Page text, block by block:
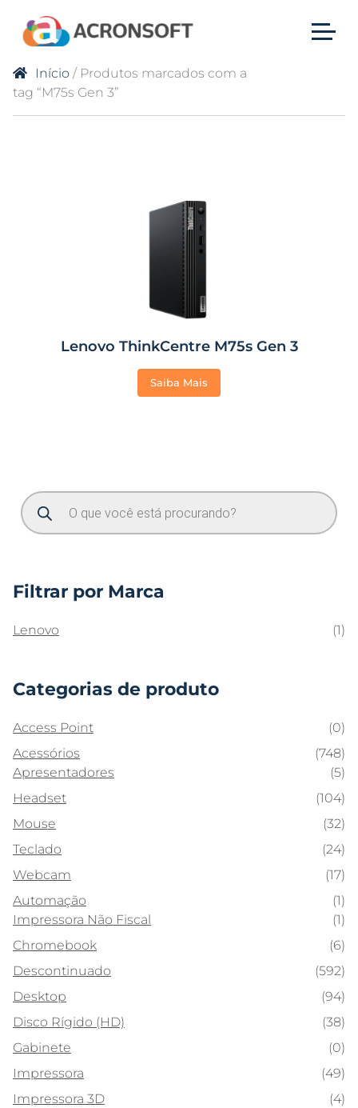
Início / Produtos marcados com a
tag “M75s Gen 3”
Lenovo ThinkCentre M75s Gen 3
Saiba Mais
Filtrar por Marca
Lenovo (1)
Categorias de produto
Access Point
(0)
Acessórios
(748)
Apresentadores
(5)
Headset
(104)
Mouse
(32)
Teclado
(24)
Webcam
(17)
Automação
(1)
Impressora Não Fiscal
(1)
Chromebook
(6)
Descontinuado
(592)
Desktop
(94)
Disco Rígido (HD)
(38)
Gabinete
(0)
Impressora
(49)
Impressora 3D
(4)